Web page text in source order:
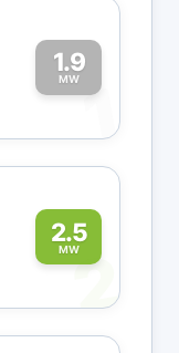
1.9
MW1
2.5
MW2